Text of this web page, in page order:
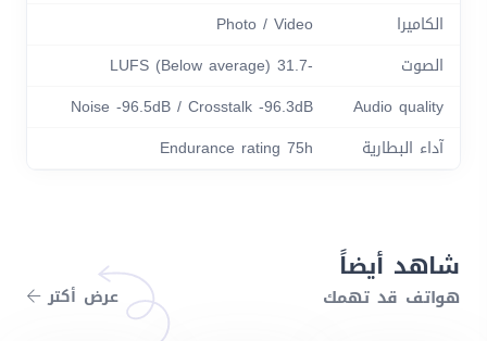
الكاميرا
Photo / Video
الصوت
-31.7 LUFS (Below average)
Audio quality
Noise -96.5dB / Crosstalk -96.3dB
آداء البطارية
Endurance rating 75h
شاهد أيضاً
هواتف قد تهمك عرض أكتر